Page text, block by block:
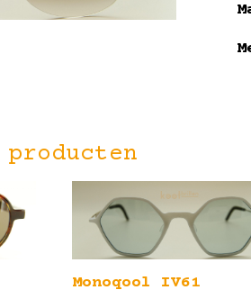
Monoqool IV61